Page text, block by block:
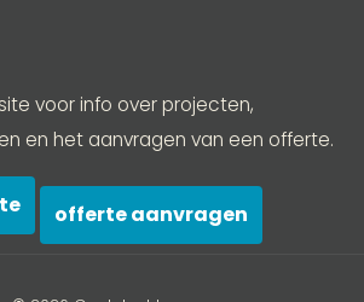
voor info over projecten,
en het aanvragen van een offerte.
offerte aanvragen